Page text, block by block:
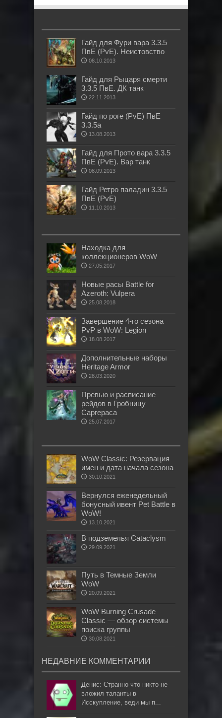
Гайд для Фури вара 3.3.5
ПвЕ (PvE). Неистовство
08.10.2013
Гайд для Рыцаря смерти
3.3.5 ПвЕ. ДК танк
22.11.2013
Гайд по роге (PvE) ПвЕ
3.3.5а
13.08.2013
Гайд для Прото вара 3.3.5
ПвЕ (PvE). Вар танк
08.09.2013
Гайд Ретро паладин 3.3.5
ПвЕ (PvE)
11.10.2013
Находка для
коллекционеров WoW
27.05.2017
Новые расы Battle for
Azeroth: Vulpera
25.08.2018
Завершение 4-го сезона
PvP в WoW: Legion
18.08.2017
Дополнительные наборы
Heritage Armor
28.03.2020
Превью и расписание
рейдов в Гробницу
Саргераса
25.07.2017
WoW Classic: Резервация
имен и дата начала сезона
30.10.2021
Вернулся еженедельный
бонусный ивент Pet Battle в
WoW!
13.10.2021
В подземелья Cataclysm
29.09.2021
Путь в Темные Земли
WoW
20.09.2021
WoW Burning Crusade
Classic — обзор системы
поиска группы
30.08.2021
НЕДАВНИЕ КОММЕНТАРИИ
Денис: Странно что никто не
вложил таланты в
Исскупление, веди мы п...